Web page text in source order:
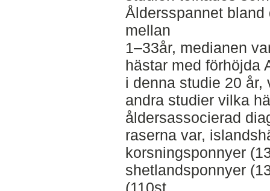
Åldersspannet
mellan
1–33år, medianen
hästar med förhöjda
i denna studie 20 år,
andra studier vilka
åldersassocierad
raserna var,
korsningsponnyer
shetlandsponnyer
(110st,